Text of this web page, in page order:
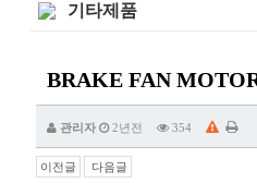
기타제품
BRAKE FAN
관리자 2년전 354
이전글 다음글